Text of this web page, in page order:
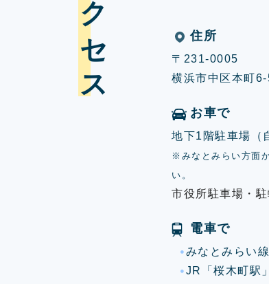
住所
〒231-0005
横浜市中区本町
お車で
地下1階駐車場（
※みなとみらい方面
い。
市役所駐車場・
電車で
みなとみらい
JR「桜木町駅